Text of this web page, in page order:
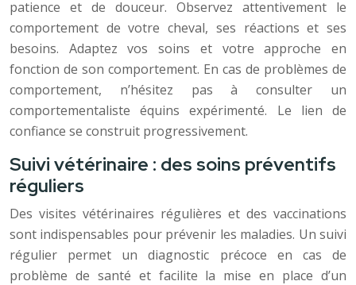
patience et de douceur. Observez attentivement le
comportement de votre cheval, ses réactions et ses
besoins. Adaptez vos soins et votre approche en
fonction de son comportement. En cas de problèmes de
comportement, n’hésitez pas à consulter un
comportementaliste équins expérimenté. Le lien de
confiance se construit progressivement.
Suivi vétérinaire : des soins préventifs
réguliers
Des visites vétérinaires régulières et des vaccinations
sont indispensables pour prévenir les maladies. Un suivi
régulier permet un diagnostic précoce en cas de
problème de santé et facilite la mise en place d’un